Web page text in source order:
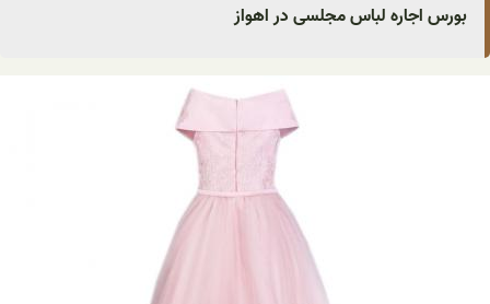
بورس اجاره لباس مجلسی در اهواز